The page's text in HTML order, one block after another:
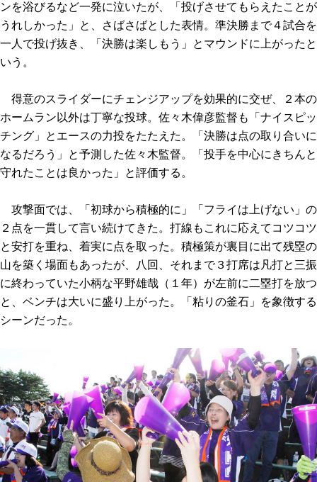
ンを浴びるなど一発に泣いたが、「投げさせてもらえたことが
うれしかった」と、さばさばとした表情。準決勝まで４試合を
一人で投げ抜き、「決勝は楽しもう」とマウンドに上がったと
いう。
得意のスライダーにチェンジアップを効果的に交ぜ、２本の
ホームラン以外は丁寧な投球。佐々木偉彦監督も「ナイスピッ
チング」とエースの力投をたたえた。「決勝は点の取り合いに
なるだろう」と予測した佐々木監督。「投手を中心にきちんと
守れたことは良かった」と評価する。
攻撃面では、「初球から積極的に」「フライは上げない」の
２点を一貫して言い続けてきた。打線もこれに応えてコツコツ
と安打を重ね、着実に点を取った。積極策が裏目に出て残塁の
山を築く場面もあったが、八回、それまで３打席は凡打と三振
に終わっていた小柄な平野雄哉（１年）が左前に二塁打を放つ
と、ベンチは大いに盛り上がった。「粘りの釜石」を象徴する
シーンだった。